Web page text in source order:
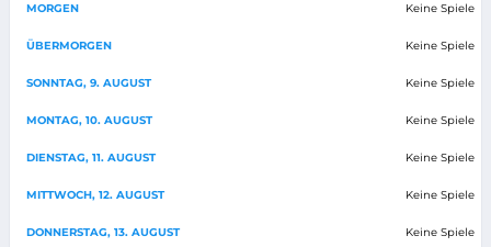
MORGEN Keine Spiele
ÜBERMORGEN Keine Spiele
SONNTAG, 9. AUGUST Keine Spiele
MONTAG, 10. AUGUST Keine Spiele
DIENSTAG, 11. AUGUST Keine Spiele
MITTWOCH, 12. AUGUST Keine Spiele
DONNERSTAG, 13. AUGUST Keine Spiele